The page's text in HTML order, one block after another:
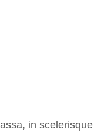
in scelerisque